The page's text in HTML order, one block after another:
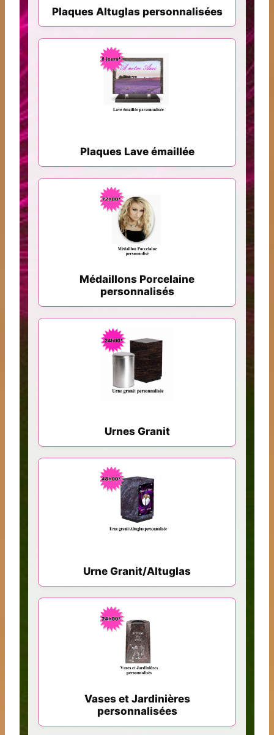
Plaques Altuglas personnalisées
Plaques Lave émaillée
Médaillons Porcelaine
personnalisés
Urnes Granit
Urne Granit/Altuglas
Vases et Jardinières
personnalisées